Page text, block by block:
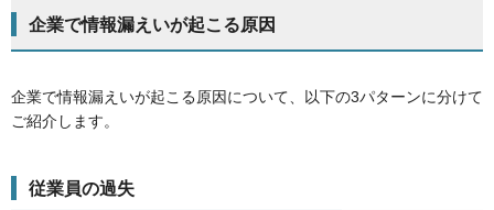
企業で情報漏えいが起こる原因
企業で情報漏えいが起こる原因について、以下の3パターンに分けて
ご紹介します。
従業員の過失